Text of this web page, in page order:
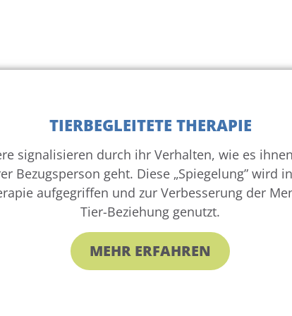
TIERBEGLEITETE THERAPIE
signalisieren durch ihr Verhalten, wie es
Bezugsperson geht. Diese „Spiegelung” wird
aufgegriffen und zur Verbesserung der
Tier-Beziehung genutzt.
MEHR ERFAHREN